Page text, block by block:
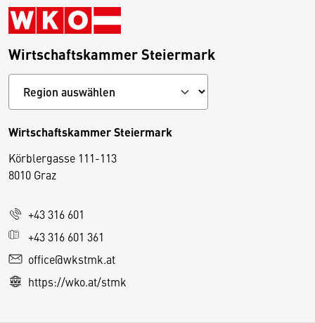
Wirtschaftskammer Steiermark
Wirtschaftskammer Steiermark
Körblergasse 111-113
8010 Graz
+43 316 601
+43 316 601 361
office@wkstmk.at
https://wko.at/stmk
D
i
s
e
S
e